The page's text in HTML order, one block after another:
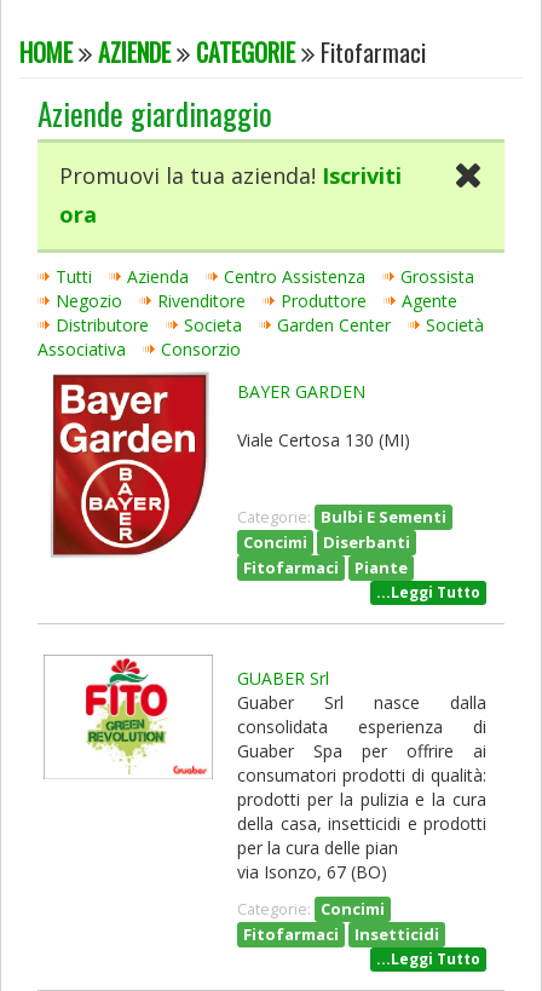
HOME AZIENDE CATEGORIE Fitofarmaci
Aziende giardinaggio
Promuovi la tua azienda! Iscriviti
ora
Tutti Azienda Centro Assistenza
Grossista
Negozio
Rivenditore Produttore
Agente
Distributore
Societa Garden Center
Società
Associativa
Consorzio
BAYER GARDEN
Viale Certosa 130 (MI)
Categorie: Bulbi E Sementi
Concimi
Diserbanti
Fitofarmaci
Piante
...Leggi Tutto
GUABER Srl
Guaber Srl nasce dalla
consolidata esperienza di
Guaber Spa per offrire ai
consumatori prodotti di qualità:
prodotti per la pulizia e la cura
della casa, insetticidi e prodotti
per la cura delle pian
via Isonzo, 67 (BO)
Categorie: Concimi
Fitofarmaci
Insetticidi
...Leggi Tutto